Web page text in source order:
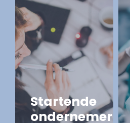
Startende
ondernemer